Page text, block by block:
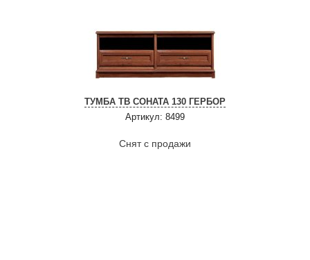
ТУМБА ТВ СОНАТА 130 ГЕРБОР
Артикул: 8499
Снят с продажи